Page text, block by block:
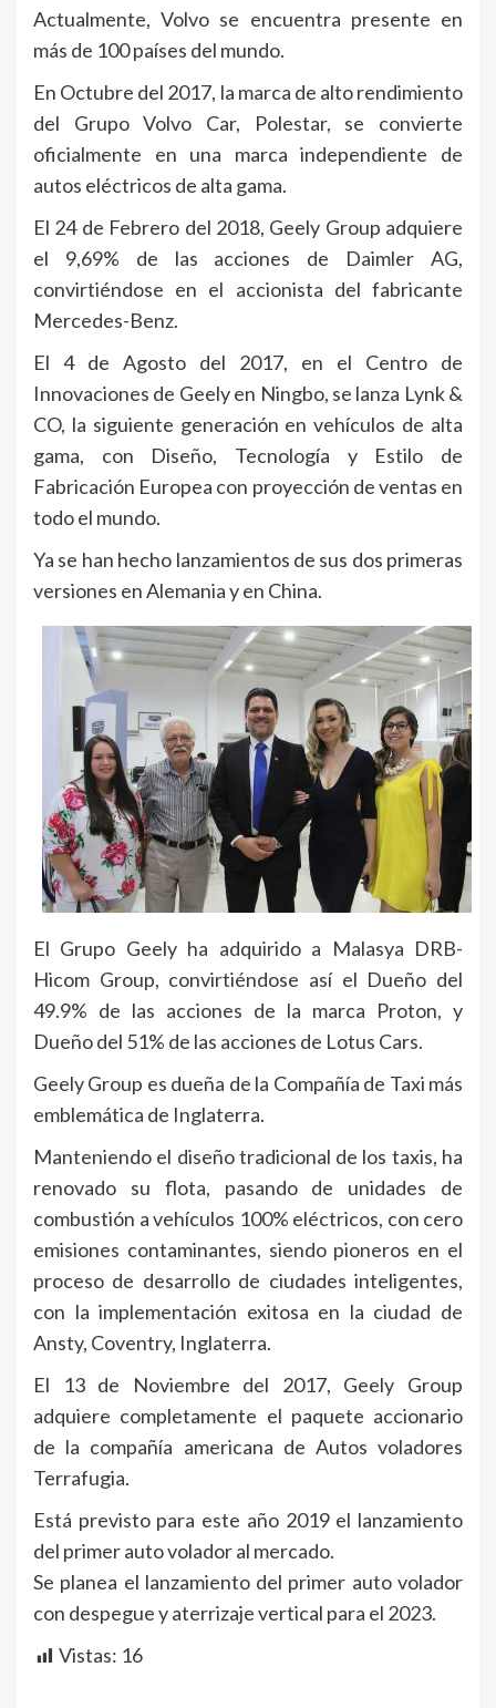
Actualmente, Volvo se encuentra presente en
más de 100 países del mundo.
En Octubre del 2017, la marca de alto rendimiento
del Grupo Volvo Car, Polestar, se convierte
oficialmente en una marca independiente de
autos eléctricos de alta gama.
El 24 de Febrero del 2018, Geely Group adquiere
el 9,69% de las acciones de Daimler AG,
convirtiéndose en el accionista del fabricante
Mercedes-Benz.
El 4 de Agosto del 2017, en el Centro de
Innovaciones de Geely en Ningbo, se lanza Lynk &
CO, la siguiente generación en vehículos de alta
gama, con Diseño, Tecnología y Estilo de
Fabricación Europea con proyección de ventas en
todo el mundo.
Ya se han hecho lanzamientos de sus dos primeras
versiones en Alemania y en China.
El Grupo Geely ha adquirido a Malasya DRB-
Hicom Group, convirtiéndose así el Dueño del
49.9% de las acciones de la marca Proton, y
Dueño del 51% de las acciones de Lotus Cars.
Geely Group es dueña de la Compañía de Taxi más
emblemática de Inglaterra.
Manteniendo el diseño tradicional de los taxis, ha
renovado su flota, pasando de unidades de
combustión a vehículos 100% eléctricos, con cero
emisiones contaminantes, siendo pioneros en el
proceso de desarrollo de ciudades inteligentes,
con la implementación exitosa en la ciudad de
Ansty, Coventry, Inglaterra.
El 13 de Noviembre del 2017, Geely Group
adquiere completamente el paquete accionario
de la compañía americana de Autos voladores
Terrafugia.
Está previsto para este año 2019 el lanzamiento
del primer auto volador al mercado.
Se planea el lanzamiento del primer auto volador
con despegue y aterrizaje vertical para el 2023.
Vistas: 16